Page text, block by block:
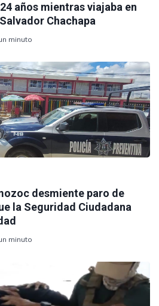
años mientras viajaba en
Chachapa
minuto
desmiente paro de
la Seguridad Ciudadana
minuto